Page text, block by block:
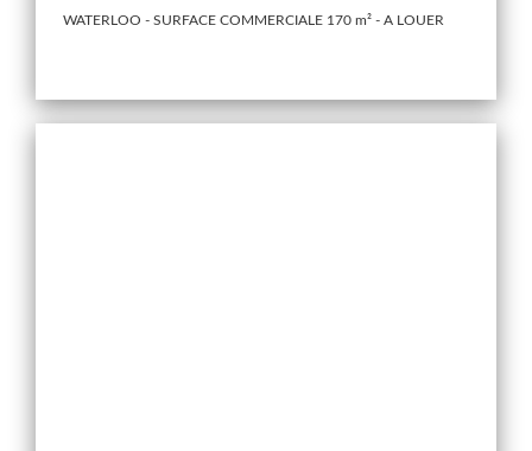
WATERLOO - SURFACE COMMERCIALE 170 m² - A LOUER